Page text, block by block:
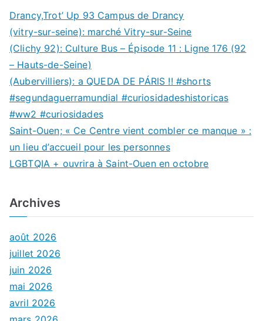
Drancy,Trot’ Up 93 Campus de Drancy
(vitry-sur-seine): marché Vitry-sur-Seine
(Clichy 92): Culture Bus – Épisode 11 : Ligne 176 (92
– Hauts-de-Seine)
(Aubervilliers): a QUEDA DE PÁRIS !! #shorts
#segundaguerramundial #curiosidadeshistoricas
#ww2 #curiosidades
Saint-Ouen; « Ce Centre vient combler ce manque » :
un lieu d’accueil pour les personnes
LGBTQIA + ouvrira à Saint-Ouen en octobre
Archives
août 2026
juillet 2026
juin 2026
mai 2026
avril 2026